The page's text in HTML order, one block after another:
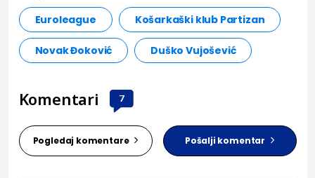
Euroleague Košarkaški klub Partizan
Novak Đoković Duško Vujošević
Komentari 7
Pogledaj komentare Pošalji komentar